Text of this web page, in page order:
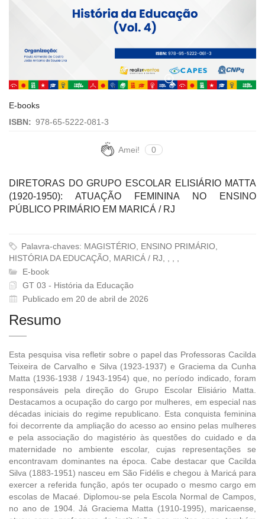
E-books
ISBN: 978-65-5222-081-3
Amei! 0
DIRETORAS DO GRUPO ESCOLAR ELISIÁRIO MATTA
(1920-1950): ATUAÇÃO FEMININA NO ENSINO
PÚBLICO PRIMÁRIO EM MARICÁ / RJ
Palavra-chaves: MAGISTÉRIO, ENSINO PRIMÁRIO,
HISTÓRIA DA EDUCAÇÃO, MARICÁ / RJ, , , ,
E-book
GT 03 - História da Educação
Publicado em 20 de abril de 2026
Resumo
Esta pesquisa visa refletir sobre o papel das Professoras Cacilda
Teixeira de Carvalho e Silva (1923-1937) e Graciema da Cunha
Matta (1936-1938 / 1943-1954) que, no período indicado, foram
responsáveis pela direção do Grupo Escolar Elisiário Matta.
Destacamos a ocupação do cargo por mulheres, em especial nas
décadas iniciais do regime republicano. Esta conquista feminina
foi decorrente da ampliação do acesso ao ensino pelas mulheres
e pela associação do magistério às questões do cuidado e da
maternidade no ambiente escolar, cujas representações se
encontravam dominantes na época. Cabe destacar que Cacilda
Silva (1883-1951) nasceu em São Fidélis e chegou à Maricá para
exercer a referida função, após ter ocupado o mesmo cargo em
escolas de Macaé. Diplomou-se pela Escola Normal de Campos,
no ano de 1904. Já Graciema Matta (1910-1995), maricaense,